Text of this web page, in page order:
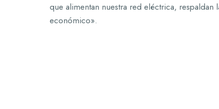
que alimentan nuestra red eléctrica,
económico».